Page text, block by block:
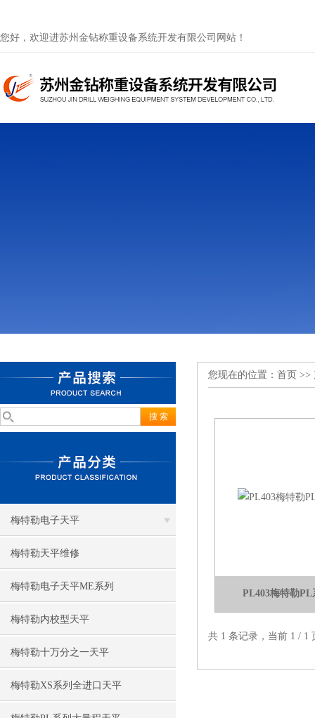
您好，欢迎进苏州金钻称重设备系统开发有限公司网站！
梅特勒电子天平
梅特勒天平维修
梅特勒电子天平ME系列
梅特勒内校型天平
梅特勒十万分之一天平
梅特勒XS系列全进口天平
您现在的位置： 首页 >>
PL403梅特勒
共 1 条记录，当前 1 /